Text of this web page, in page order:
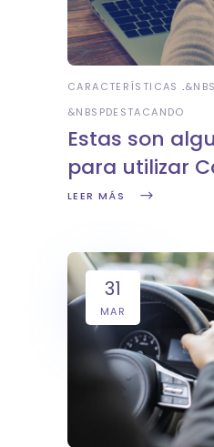
CARACTERÍSTICAS
&NBSPDESTACANDO
Estas son
para utilizar
LEER MÁS
31
MAR